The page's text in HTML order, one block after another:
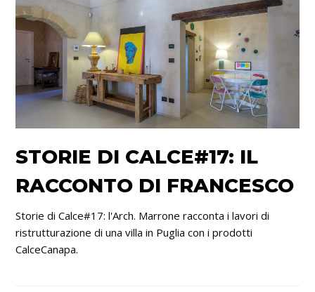
STORIE DI CALCE#17: IL
RACCONTO DI FRANCESCO
Storie di Calce#17: l'Arch. Marrone racconta i lavori di
ristrutturazione di una villa in Puglia con i prodotti
CalceCanapa.